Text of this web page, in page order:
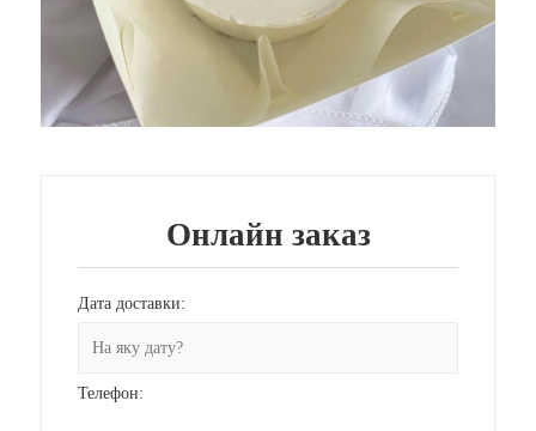
Онлайн заказ
Дата доставки:
Телефон: